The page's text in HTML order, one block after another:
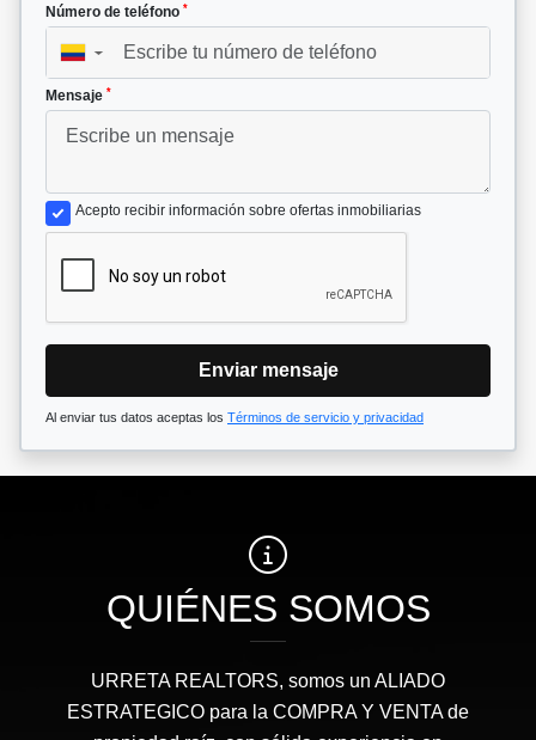
Número de teléfono *
▼
Mensaje *
Acepto recibir información sobre ofertas inmobiliarias
Enviar mensaje
Al enviar tus datos aceptas los Términos de servicio y privacidad
QUIÉNES SOMOS
URRETA REALTORS, somos un ALIADO
ESTRATEGICO para la COMPRA Y VENTA de